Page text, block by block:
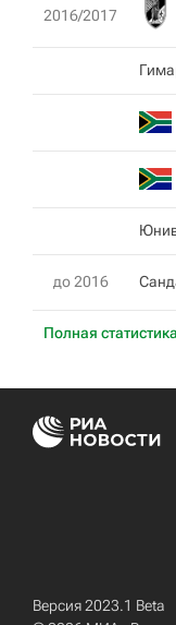
Полная статистика
2016/2017
до 2016
Версия 2023.1 Beta